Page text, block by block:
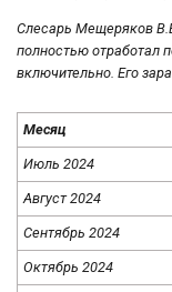
Слесарь Мещеряков
полностью отработал
включительно. Его
Месяц
Июль 2024
Август 2024
Сентябрь 2024
Октябрь 2024